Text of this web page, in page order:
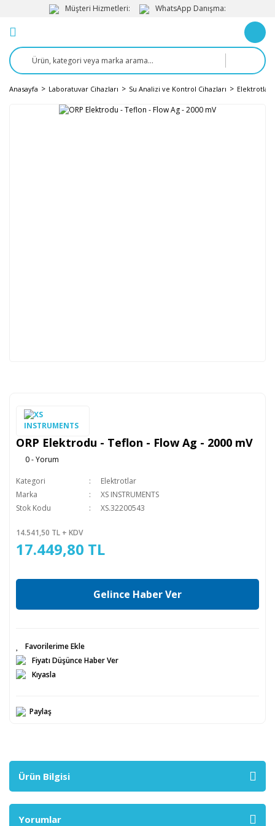
Müşteri Hizmetleri: WhatsApp Danışma:
Anasayfa Laboratuvar Cihazları Su Analizi ve Kontrol Cihazları Elektrotlar
ORP Elektrodu - Teflon - Flow Ag - 2000 mV
0 - Yorum
Kategori
Elektrotlar
Marka
XS INSTRUMENTS
Stok Kodu
XS.32200543
14.541,50 TL + KDV
17.449,80 TL
Gelince Haber Ver
Fiyatı Düşünce Haber Ver
Kıyasla
Paylaş
Ürün Bilgisi
Yorumlar